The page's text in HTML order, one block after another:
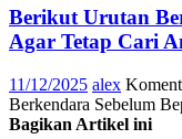
Berikut Urutan
Agar Tetap Cari
11/12/2025 alex
Berkendara Sebelum
Bagikan Artikel ini